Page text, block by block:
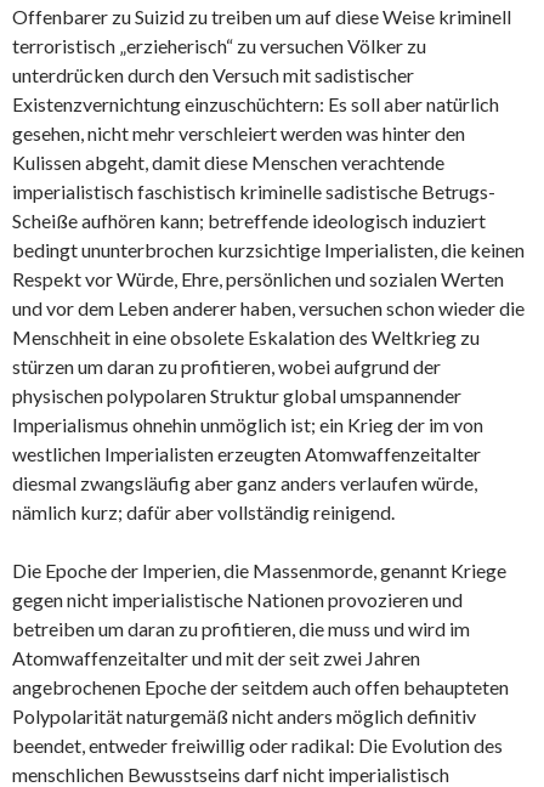
Offenbarer zu Suizid zu treiben um auf diese Weise kriminell
terroristisch „erzieherisch“ zu versuchen Völker zu
unterdrücken durch den Versuch mit sadistischer
Existenzvernichtung einzuschüchtern: Es soll aber natürlich
gesehen, nicht mehr verschleiert werden was hinter den
Kulissen abgeht, damit diese Menschen verachtende
imperialistisch faschistisch kriminelle sadistische Betrugs-
Scheiße aufhören kann; betreffende ideologisch induziert
bedingt ununterbrochen kurzsichtige Imperialisten, die keinen
Respekt vor Würde, Ehre, persönlichen und sozialen Werten
und vor dem Leben anderer haben, versuchen schon wieder die
Menschheit in eine obsolete Eskalation des Weltkrieg zu
stürzen um daran zu profitieren, wobei aufgrund der
physischen polypolaren Struktur global umspannender
Imperialismus ohnehin unmöglich ist; ein Krieg der im von
westlichen Imperialisten erzeugten Atomwaffenzeitalter
diesmal zwangsläufig aber ganz anders verlaufen würde,
nämlich kurz; dafür aber vollständig reinigend.
Die Epoche der Imperien, die Massenmorde, genannt Kriege
gegen nicht imperialistische Nationen provozieren und
betreiben um daran zu profitieren, die muss und wird im
Atomwaffenzeitalter und mit der seit zwei Jahren
angebrochenen Epoche der seitdem auch offen behaupteten
Polypolarität naturgemäß nicht anders möglich definitiv
beendet, entweder freiwillig oder radikal: Die Evolution des
menschlichen Bewusstseins darf nicht imperialistisch